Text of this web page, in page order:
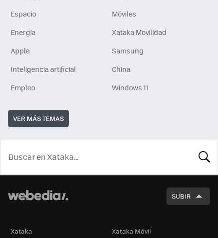
Espacio
Móviles
Energía
Xataka Movilidad
Apple
Samsung
Inteligencia artificial
China
Empleo
Windows 11
VER MÁS TEMAS
SUBIR
Xataka Xataka Móvil